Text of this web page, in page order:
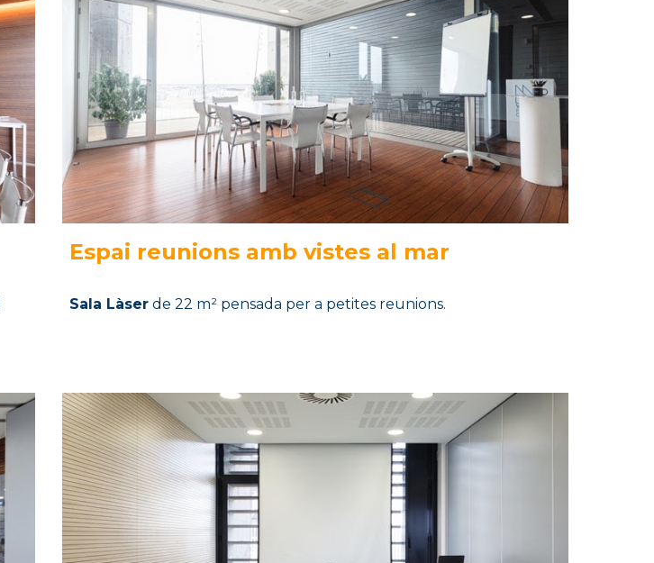
Espai reunions amb vistes al mar
Sala Làserde 22 m² pensada per a petites reunions.